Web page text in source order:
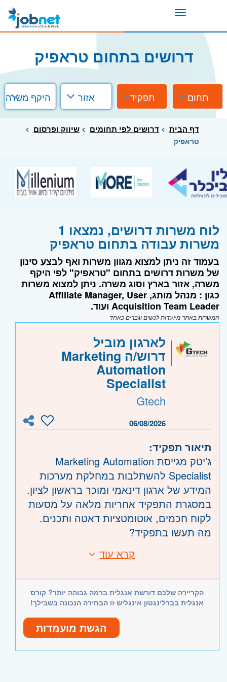
Toggle
דרושים בתחום טראפיק
תחום תפקיד אזור היקף משרה
דף הבית דרושים לפי תחומים שיווק ופרסום
טראפיק
לוח משרות דרושים, נמצאו 1
משרות עבודה בתחום טראפיק
בעמוד זה ניתן למצוא מגוון משרות ואף לבצע סינון
של משרות דרושים בתחום "טראפיק" לפי היקף
משרה, אזור בארץ וסוג משרה. ניתן למצוא משרות
כגון : מנהל מותג, Affiliate Manager, User
Acquisition Team Leader ועוד.
המשרות באתר מיועדות לנשים וגברים כאחד
לארגון מוביל
דרוש/ה Marketing
Automation
Specialist
Gtech
06/08/2026
תיאור תפקיד:
ג’יטק מגייסת Marketing Automation
Specialist להשתלבות במחלקת מערכות
המידע של ארגון דינאמי ומוכר בראשון לציון.
במסגרת התפקיד אחריות מלאה על מסעות
לקוח חכמים, אוטומטציות דאטה ותכנים.
מה תעשו בתפקיד?
Salesforce Marketing Cloud
• בניית קהלים, מודלי נתונים וחיבור מקורות
• ניהול קמפיינים רב־ערוציים (Email, SMS
Marketing Cloud - חובה
• ניסיון באפיון מערכות ודרישות עסקיות -
חובה
• ניסיון בבניית מסעות לקוח מורכבים
• שליטה ב-Email ו-SMS - חובה
קרא עוד
הקריירה שלכם דורשת אנגלית ברמה גבוהה יותר? קורס
אנגלית בברלינגטון אינגליש זו הבחירה הנכונה בשבילך!
הגשת מועמדות